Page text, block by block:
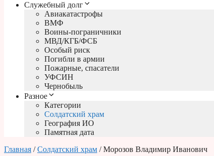
Служебный долг
Авиакатастрофы
ВМФ
Воины-пограничники
МВД/КГБ/ФСБ
Особый риск
Погибли в армии
Пожарные, спасатели
УФСИН
Чернобыль
Разное
Категории
Солдатский храм
География ИО
Памятная дата
Главная /Солдатский храм / Морозов Владимир Иванович